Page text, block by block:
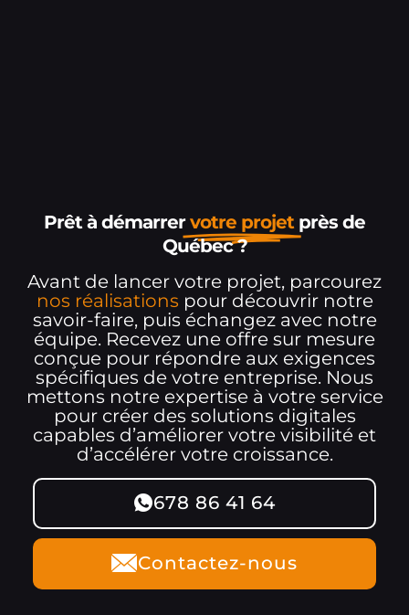
Prêt à démarrervotre projet près de
Québec ?
Avant de lancer votre projet, parcourez
nos réalisations pour découvrir notre
savoir-faire, puis échangez avec notre
équipe. Recevez une offre sur mesure
conçue pour répondre aux exigences
spécifiques de votre entreprise. Nous
mettons notre expertise à votre service
pour créer des solutions digitales
capables d’améliorer votre visibilité et
d’accélérer votre croissance.
678 86 41 64
Contactez-nous